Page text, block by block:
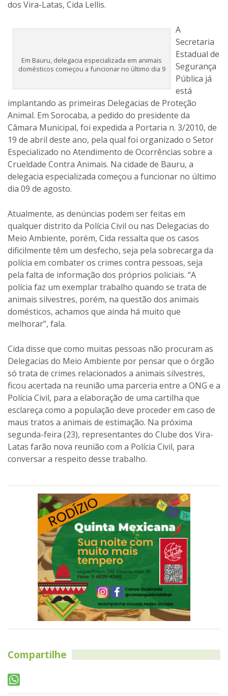
dos Vira-Latas, Cida Lellis.
Em Bauru, delegacia especializada em animais
domésticos começou a funcionar no último dia 9
A
Secretaria
Estadual de
Segurança
Pública já
está
implantando as primeiras Delegacias de Proteção
Animal. Em Sorocaba, a pedido do presidente da
Câmara Municipal, foi expedida a Portaria n. 3/2010, de
19 de abril deste ano, pela qual foi organizado o Setor
Especializado no Atendimento de Ocorrências sobre a
Crueldade Contra Animais. Na cidade de Bauru, a
delegacia especializada começou a funcionar no último
dia 09 de agosto.
Atualmente, as denúncias podem ser feitas em
qualquer distrito da Polícia Civil ou nas Delegacias do
Meio Ambiente, porém, Cida ressalta que os casos
dificilmente têm um desfecho, seja pela sobrecarga da
polícia em combater os crimes contra pessoas, seja
pela falta de informação dos próprios policiais. “A
polícia faz um exemplar trabalho quando se trata de
animais silvestres, porém, na questão dos animais
domésticos, achamos que ainda há muito que
melhorar”, fala.
Cida disse que como muitas pessoas não procuram as
Delegacias do Meio Ambiente por pensar que o órgão
só trata de crimes relacionados a animais silvestres,
ficou acertada na reunião uma parceria entre a ONG e a
Polícia Civil, para a elaboração de uma cartilha que
esclareça como a população deve proceder em caso de
maus tratos a animais de estimação. Na próxima
segunda-feira (23), representantes do Clube dos Vira-
Latas farão nova reunião com a Polícia Civil, para
conversar a respeito desse trabalho.
Compartilhe